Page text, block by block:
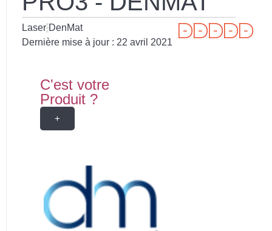
Laser DenMat
Dernière mise à jour : 22 avril 2021
C'est votre
Produit ?
+